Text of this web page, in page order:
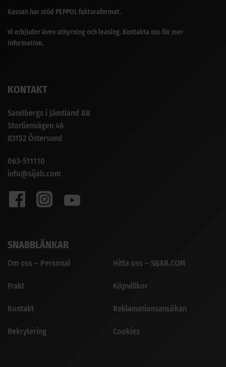
Kassan har stöd PEPPOL fakturaformat.
Vi erbjuder även uthyrning och leasing. Kontakta oss för mer
information.
KONTAKT
Sandbergs i Jämtland AB
Storlienvägen 46
83152 Östersund
063-511110
info@sijab.com
SNABBLÄNKAR
Om oss – Personal
Frakt
Kontakt
Rekrytering
Hitta oss – SIJAB.COM
Köpvillkor
Reklamationsansökan
Cookies